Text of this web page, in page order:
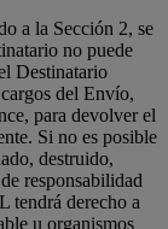
a la Sección 2, se
no puede
Destinatario
del Envío,
para devolver el
Si no es posible
destruido,
responsabilidad
tendrá derecho a
u organismos